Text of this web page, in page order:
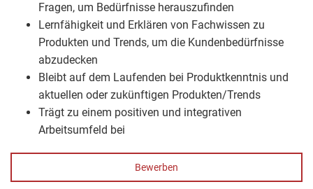
Fragen, um Bedürfnisse herauszufinden
Lernfähigkeit und Erklären von Fachwissen zu
Produkten und Trends, um die Kundenbedürfnisse
abzudecken
Bleibt auf dem Laufenden bei Produktkenntnis und
aktuellen oder zukünftigen Produkten/Trends
Trägt zu einem positiven und integrativen
Arbeitsumfeld bei
Bewerben